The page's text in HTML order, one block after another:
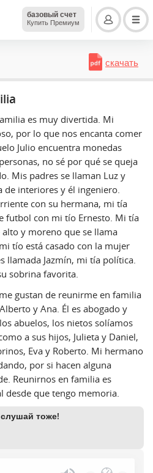
базовый счет
Купить Премиум
скачать
es muy divertida. Mi
por lo que nos encanta comer
Julio encuentra monedas
no sé por qué se queja
Mis padres se llaman Luz y
de interiores y él ingeniero.
con su hermana, mi tía
futbol con mi tío Ernesto. Mi tía
y moreno que se llama
tío está casado con la mujer
llamada Jazmín, mi tía política.
sobrina favorita.
gustan de reunirme en familia
y Ana. Él es abogado y
abuelos, los nietos solíamos
a sus hijos, Julieta y Daniel,
Eva y Roberto. Mi hermano
por si hacen alguna
Reunirnos en familia es
que tengo memoria.
тоже!